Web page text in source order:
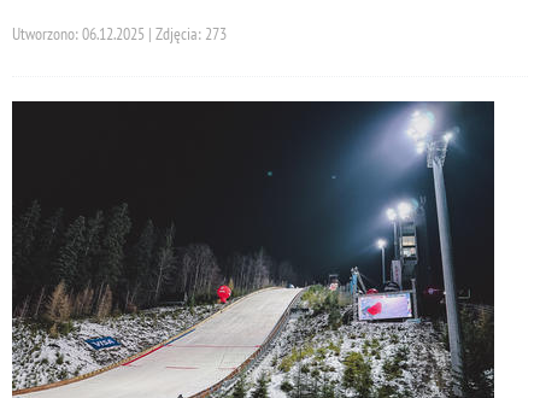
Utworzono: 06.12.2025 | Zdjęcia: 273